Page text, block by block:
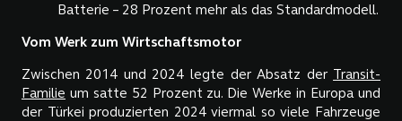
Batterie – 28 Prozent mehr als das Standardmodell.
Vom Werk zum Wirtschaftsmotor
Zwischen 2014 und 2024 legte der Absatz der
Transit-
Familie um satte 52 Prozent zu. Die Werke in Europa und
der Türkei produzierten 2024 viermal so viele Fahrzeuge